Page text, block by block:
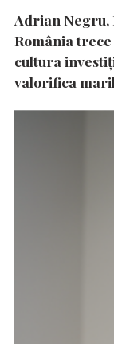
Adrian Negru,
România
cultura
valorifica